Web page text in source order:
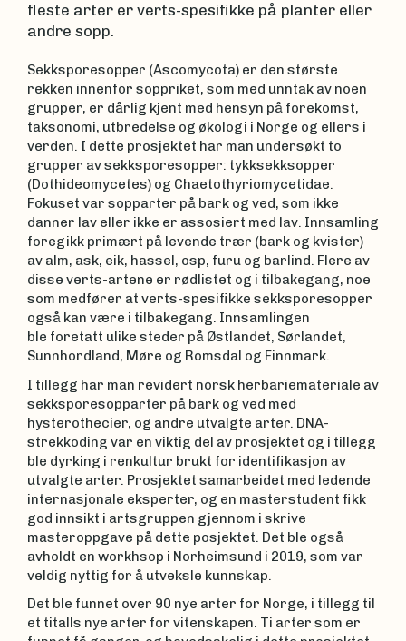
fleste arter er verts-spesifikke på planter eller
andre sopp.
Sekksporesopper (Ascomycota) er den største
rekken innenfor soppriket, som med unntak av noen
grupper, er dårlig kjent med hensyn på forekomst,
taksonomi, utbredelse og økologi i Norge og ellers i
verden. I dette prosjektet har man undersøkt to
grupper av sekksporesopper: tykksekksopper
(Dothideomycetes) og Chaetothyriomycetidae.
Fokuset var sopparter på bark og ved, som ikke
danner lav eller ikke er assosiert med lav. Innsamling
foregikk primært på levende trær (bark og kvister)
av alm, ask, eik, hassel, osp, furu og barlind. Flere av
disse verts-artene er rødlistet og i tilbakegang, noe
som medfører at verts-spesifikke sekksporesopper
også kan være i tilbakegang. Innsamlingen
ble foretatt ulike steder på Østlandet, Sørlandet,
Sunnhordland, Møre og Romsdal og Finnmark.
I tillegg har man revidert norsk herbariemateriale av
sekksporesopparter på bark og ved med
hysterothecier, og andre utvalgte arter. DNA-
strekkoding var en viktig del av prosjektet og i tillegg
ble dyrking i renkultur brukt for identifikasjon av
utvalgte arter. Prosjektet samarbeidet med ledende
internasjonale eksperter, og en masterstudent fikk
god innsikt i artsgruppen gjennom i skrive
masteroppgave på dette posjektet. Det ble også
avholdt en workhsop i Norheimsund i 2019, som var
veldig nyttig for å utveksle kunnskap.
Det ble funnet over 90 nye arter for Norge, i tillegg til
et titalls nye arter for vitenskapen. Ti arter som er